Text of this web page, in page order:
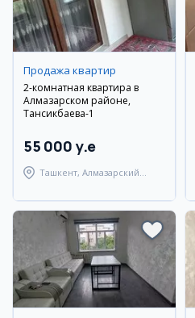
Продажа квартир
2-комнатная квартира в
Алмазарском районе,
Тансикбаева-1
55 000 y.e
Ташкент, Алмазарский